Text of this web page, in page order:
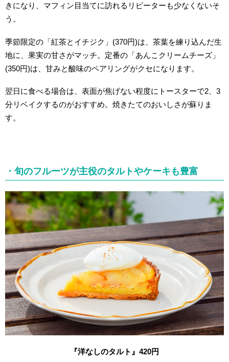
きになり、マフィン目当てに訪れるリピーターも少なくないそ
う。
季節限定の「紅茶とイチジク」(370円)は、茶葉を練り込んだ生
地に、果実の甘さがマッチ。定番の「あんこクリームチーズ」
(350円)は、甘みと酸味のペアリングがクセになります。
翌日に食べる場合は、表面が焦げない程度にトースターで2、3
分リベイクするのがおすすめ。焼きたてのおいしさが蘇りま
す。
・旬のフルーツが主役のタルトやケーキも豊富
『洋なしのタルト』420円